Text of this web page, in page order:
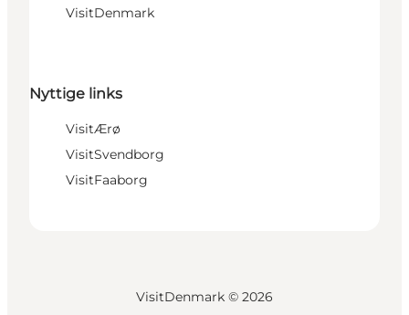
VisitDenmark
Nyttige links
VisitÆrø
VisitSvendborg
VisitFaaborg
VisitDenmark © 2026